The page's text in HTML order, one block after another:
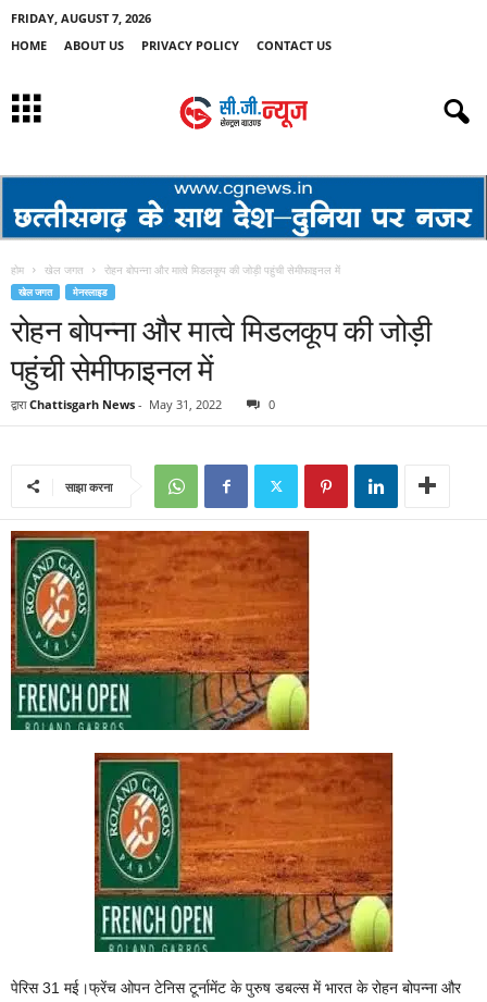
FRIDAY, AUGUST 7, 2026
HOME
ABOUT US PRIVACY POLICY CONTACT US
होम खेल जगत रोहन बोपन्ना और मात्वे मिडलकूप की जोड़ी पहुंची सेमीफाइनल में
खेल जगत मेनस्लाइड
रोहन बोपन्ना और मात्वे मिडलकूप की जोड़ी
पहुंची सेमीफाइनल में
द्वारा Chattisgarh News - May 31, 2022 0
साझा करना
पेरिस 31 मई।फ्रेंच ओपन टेनिस टूर्नामेंट के पुरुष डबल्‍स में भारत के रोहन बोपन्‍ना और